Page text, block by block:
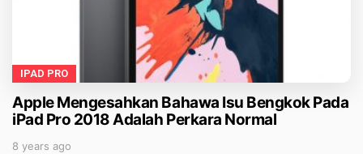
IPAD PRO
Apple Mengesahkan Bahawa Isu Bengkok Pada
iPad Pro 2018 Adalah Perkara Normal
8 years ago